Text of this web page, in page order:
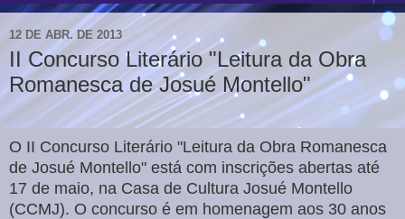
12 DE ABR. DE 2013
II Concurso Literário "Leitura da Obra
Romanesca de Josué Montello"
O II Concurso Literário "Leitura da Obra Romanesca
de Josué Montello" está com inscrições abertas até
17 de maio, na Casa de Cultura Josué Montello
(CCMJ). O concurso é em homenagem aos 30 anos